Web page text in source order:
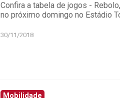
Confira a tabela de jogos -
no próximo domingo no Estádio
30/11/2018
Mobilidade